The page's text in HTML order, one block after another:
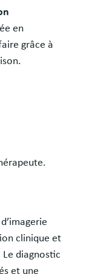
en
grâce à
clinique et
diagnostic
et une